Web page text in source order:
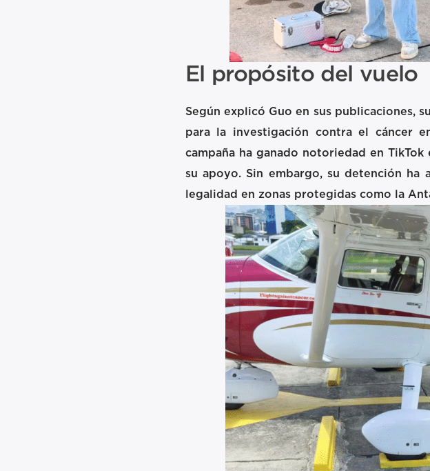
El propósito del vuelo
Según explicó Guo en sus publicaciones,
para la investigación contra el cáncer
campaña ha ganado notoriedad en
su apoyo. Sin embargo, su detención
legalidad en zonas protegidas como la